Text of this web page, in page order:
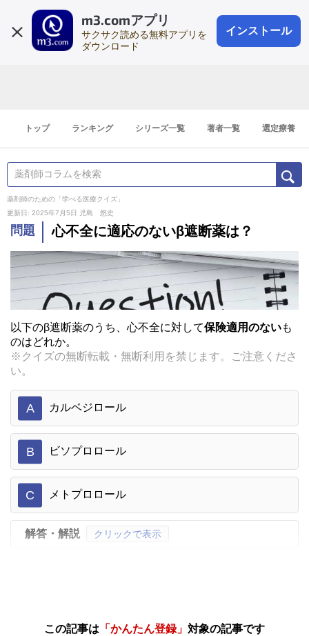
m3.comアプリ
サクサク読める無料アプリを
ダウンロード
インストール
会員登録
登録1分
トップ ランキング シリーズ一覧 著者一覧 選定療養
薬剤師のための「学べる医療クイズ」
更新日: 2025年7月5日
児島 悠史
問題 心不全に適応のないβ遮断薬は？
以下のβ遮断薬のうち、心不全に対して保険適用のないも
のはどれか。
※クイズの無断転載・無断利用を禁じます。ご注意くださ
い。
A カルベジロール
B ビソプロロール
C メトプロロール
解答・解説 クリックで表示
この記事は 「かんたん登録」 対象の記事です